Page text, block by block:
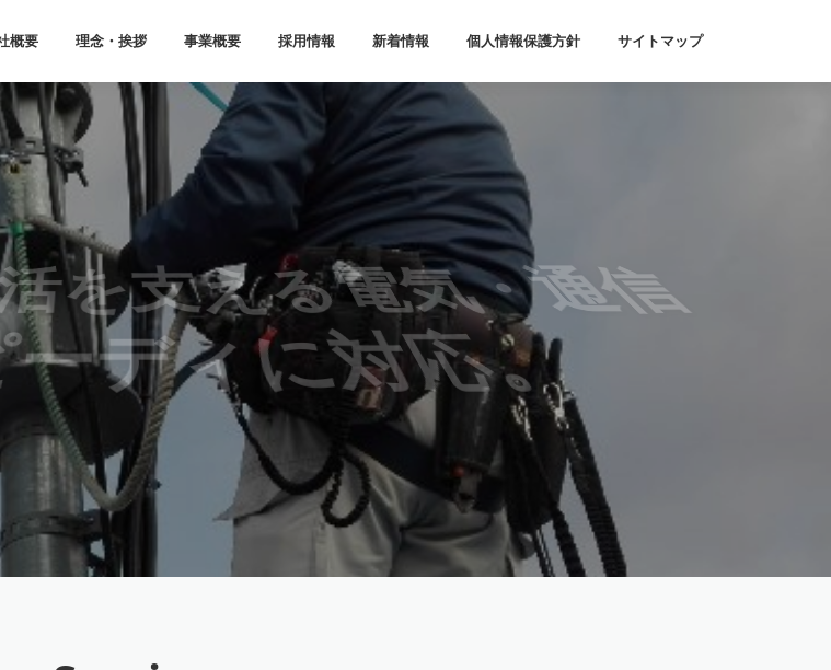
概要 理念・挨拶 事業概要 採用情報 新着情報 個人情報保護方針 サイトマップ
を支える電気・通信
ディに対応。